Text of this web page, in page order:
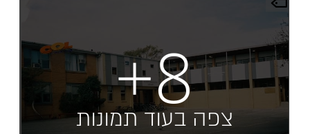
+8
צפה בעוד תמונות